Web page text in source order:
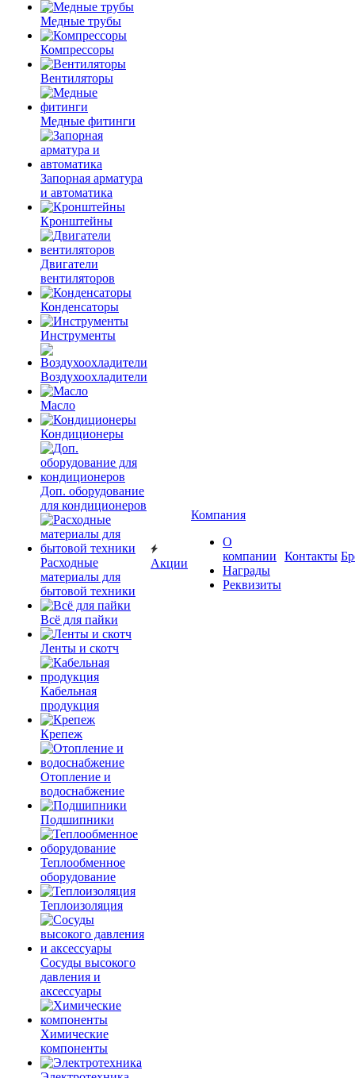
Медные трубы
Компрессоры
Вентиляторы
Медные фитинги
Запорная арматура
и автоматика
Кронштейны
Двигатели
вентиляторов
Конденсаторы
Инструменты
Воздухоохладители
Масло
Кондиционеры
Доп. оборудование
для кондиционеров
Расходные
материалы для
бытовой техники
Всё для пайки
Ленты и скотч
Кабельная
продукция
Крепеж
Отопление и
водоснабжение
Подшипники
Теплообменное
оборудование
Теплоизоляция
Сосуды высокого
давления и
аксессуары
Химические
компоненты
Акции
Компания
О
компании
Награды
Реквизиты
Контакты